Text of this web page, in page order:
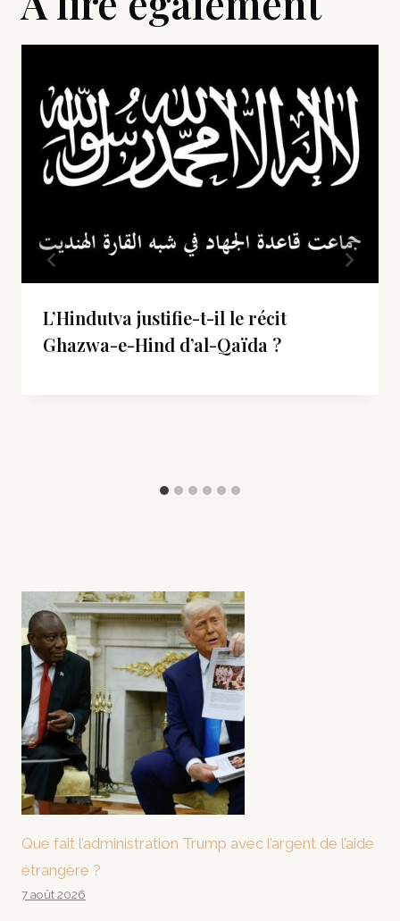
L’Hindutva justifie-t-il le récit
Ghazwa-e-Hind d’al-Qaïda ?
Que fait l’administration Trump avec l’argent de l’aide
étrangère ?
7 août 2026